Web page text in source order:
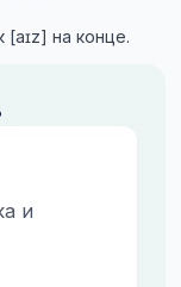
[aɪz] на конце.
и